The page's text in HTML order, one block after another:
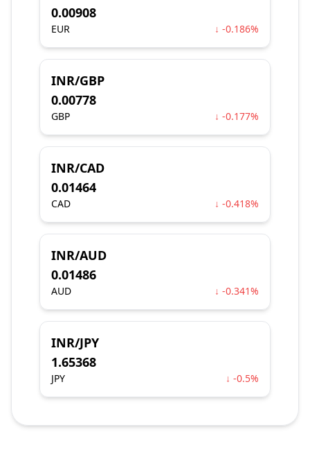
0.00908
EUR ↓ -0.186%
INR/GBP
0.00778
GBP ↓ -0.177%
INR/CAD
0.01464
CAD ↓ -0.418%
INR/AUD
0.01486
AUD ↓ -0.341%
INR/JPY
1.65368
JPY ↓ -0.5%